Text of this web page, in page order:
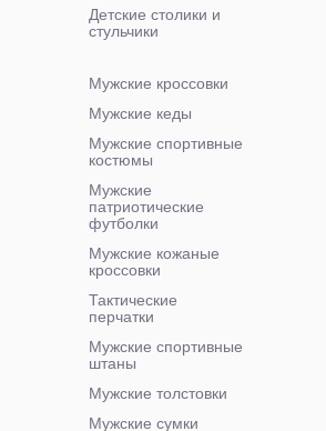
Детские столики и
стульчики
Мужские кроссовки
Мужские кеды
Мужские спортивные
костюмы
Мужские
патриотические
футболки
Мужские кожаные
кроссовки
Тактические
перчатки
Мужские спортивные
штаны
Мужские толстовки
Мужские сумки